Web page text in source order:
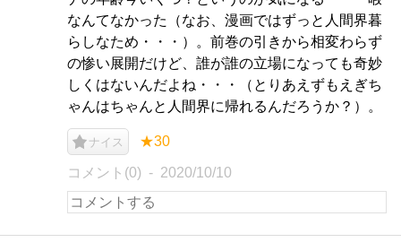
なんてなかった（なお、漫画ではずっと人間界暮
らしなため・・・）。前巻の引きから相変わらず
の惨い展開だけど、誰が誰の立場になっても奇妙
しくはないんだよね・・・（とりあえずもえぎち
ゃんはちゃんと人間界に帰れるんだろうか？）。
ナイス ★30
コメント(0) 2020/10/10